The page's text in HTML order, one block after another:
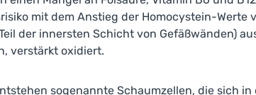
mit dem Anstieg der Homocystein-
der innersten Schicht von Gefäßwänden)
verstärkt oxidiert.
sogenannte Schaumzellen, die sich